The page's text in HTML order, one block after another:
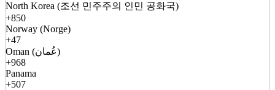
North Korea (조선 민주주의 인민 공화국)
+850
Norway (Norge)
+47
Oman (عُمان)
+968
Panama
+507